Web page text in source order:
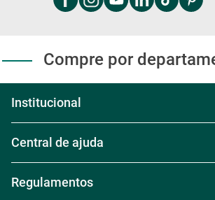
Compre por
Institucional
Televendas
Nossas Lojas
Central de ajuda
Regulamentos